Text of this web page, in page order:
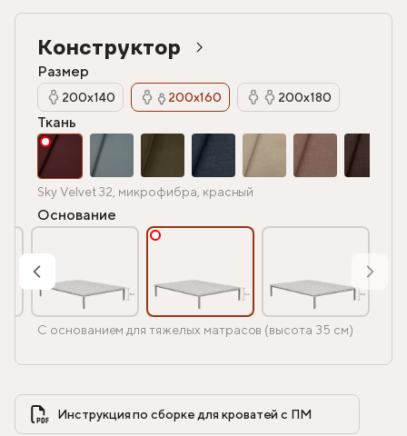
Конструктор
Размер
200х140 200х160 200х180
Ткань
Sky Velvet 32, микрофибра, красный
Основание
С основанием для тяжелых матрасов (высота 35 см)
Инструкция по сборке для кроватей с ПМ